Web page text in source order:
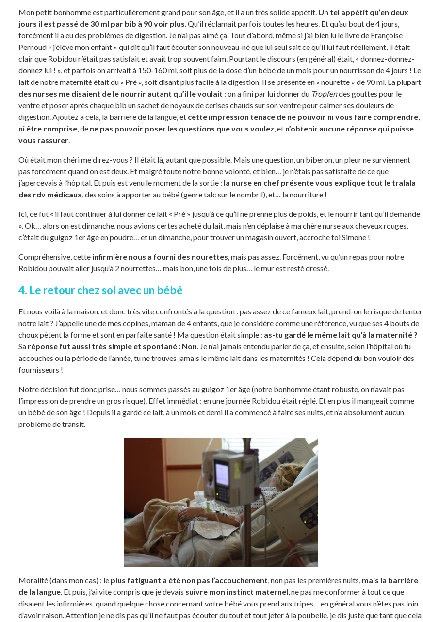
Mon petit bonhomme est particulièrement grand pour son âge, et il a un très solide appétit. Un tel appétit qu’en deux
jours il est passé de 30 ml par bib à 90 voir plus . Qu’il réclamait parfois toutes les heures. Et qu’au bout de 4 jours,
forcément il a eu des problèmes de digestion. Je n’ai pas aimé ça. Tout d’abord, même si j’ai bien lu le livre de Françoise
Pernoud « j’élève mon enfant » qui dit qu’il faut écouter son nouveau-né que lui seul sait ce qu’il lui faut réellement, il était
clair que Robidou n’était pas satisfait et avait trop souvent faim. Pourtant le discours (en général) était, « donnez-donnez-
donnez lui ! », et parfois on arrivait à 150-160 ml, soit plus de la dose d’un bébé de un mois pour un nourrisson de 4 jours ! Le
lait de notre maternité était du « Pré », soit disant plus facile à la digestion. Il se présente en « nourette » de 90 ml. La plupart
des nurses me disaient de le nourrir autant qu’il le voulait : on a fini par lui donner du Tropfendes gouttes pour le
ventre et poser après chaque bib un sachet de noyaux de cerises chauds sur son ventre pour calmer ses douleurs de
digestion. Ajoutez à cela, la barrière de la langue, et cette impression tenace de ne pouvoir ni vous faire comprendre
ni être comprise , de ne pas pouvoir poser les questions que vous voulez , et n’obtenir aucune réponse qui puisse
vous rassurer
Où était mon chéri me direz-vous ? Il était là, autant que possible. Mais une question, un biberon, un pleur ne surviennent
pas forcément quand on est deux. Et malgré toute notre bonne volonté, et bien… je n’étais pas satisfaite de ce que
j’apercevais à l’hôpital. Et puis est venu le moment de la sortie : la nurse en chef présente vous explique tout le tralala
des rdv médicaux , des soins à apporter au bébé (genre talc sur le nombril), et… la nourriture !
Ici, ce fut « il faut continuer à lui donner ce lait « Pré » jusqu’à ce qu’il ne prenne plus de poids, et le nourrir tant qu’il demande
». Ok… alors on est dimanche, nous avions certes acheté du lait, mais n’en déplaise à ma chère nurse aux cheveux rouges,
c’était du guigoz 1er âge en poudre… et un dimanche, pour trouver un magasin ouvert, accroche toi Simone !
Compréhensive, cette infirmière nous a fourni des nourettes , mais pas assez. Forcément, vu qu’un repas pour notre
Robidou pouvait aller jusqu’à 2 nourrettes… mais bon, une fois de plus… le mur est resté dressé.
4. Le retour chez soi avec un bébé
Et nous voilà à la maison, et donc très vite confrontés à la question : pas assez de ce fameux lait, prend-on le risque de tenter
notre lait ? J’appelle une de mes copines, maman de 4 enfants, que je considère comme une référence, vu que ses 4 bouts de
choux pètent la forme et sont en parfaite santé ! Ma question était simple : as-tu gardé le même lait qu’à la maternité ?
Sa réponse fut aussi très simple et spontané : Non . Je n’ai jamais entendu parler de ça, et ensuite, selon l’hôpital où tu
accouches ou la période de l’année, tu ne trouves jamais le même lait dans les maternités ! Cela dépend du bon vouloir des
fournisseurs !
Notre décision fut donc prise… nous sommes passés au guigoz 1er âge (notre bonhomme étant robuste, on n’avait pas
l’impression de prendre un gros risque). Effet immédiat : en une journée Robidou était réglé. Et en plus il mangeait comme
un bébé de son âge ! Depuis il a gardé ce lait, à un mois et demi il a commencé à faire ses nuits, et n’a absolument aucun
problème de transit.
Moralité (dans mon cas) : le plus fatiguant a été non pas l’accouchement, non pas les premières nuits, mais la barrière
de la langue. Et puis, j’ai vite compris que je devais suivre mon instinct maternel, ne pas me conformer à tout ce que
disaient les infirmières, quand quelque chose concernant votre bébé vous prend aux tripes… en général vous n’êtes pas loin
d’avoir raison. Attention je ne dis pas qu’il ne faut pas écouter du tout et tout jeter à la poubelle, je dis juste que tant que cela